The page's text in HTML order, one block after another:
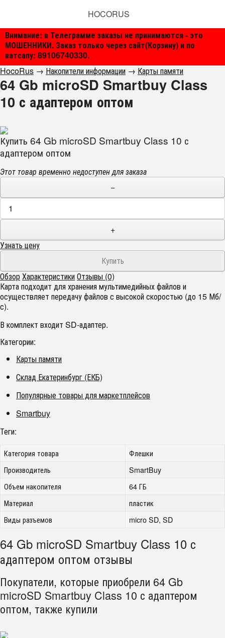
Внимание: в Телеграмме заказы не принимаются - это
МОШЕННИКИ. Заказ только через сайт(Корзину) и по
ватсапу: 89106740330.
HOCORUS
HocoRus → Накопители информации → Карты памяти
64 Gb microSD Smartbuy Class
10 с адаптером оптом
Купить 64 Gb microSD Smartbuy Class 10 с
адаптером оптом
Этот товар временно недоступен для заказа
−
+
Узнать цену
ОбзорХарактеристикиОтзывы (0)
Карта подходит для хранения мультимедийных файлов и
осуществляет передачу файлов с высокой скоростью (до 15 Мб/
с).
В комплект входит SD-адаптер.
Категории:
Карты памяти
Склад Екатеринбург (ЕКБ)
Популярные товары для маркетплейсов
Smartbuy
Теги:
Категория товара
Флешки
Производитель
SmartBuy
Объем накопителя
64 ГБ
Материал
пластик
Виды разъемов
micro SD, SD
64 Gb microSD Smartbuy Class 10 с
адаптером оптом отзывы
Покупатели, которые приобрели 64 Gb
microSD Smartbuy Class 10 с адаптером
оптом, также купили